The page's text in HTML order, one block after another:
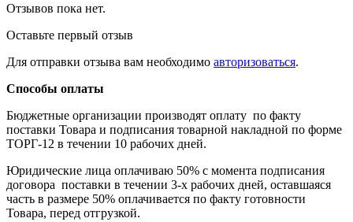
Отзывов пока нет.
Оставьте первый отзыв
Для отправки отзыва вам необходимо авторизоваться.
Способы оплаты
Бюджетные организации производят оплату по факту
поставки Товара и подписания товарной накладной по форме
ТОРГ-12 в течении 10 рабочих дней.
Юридические лица оплачиваю 50% с момента подписания
договора поставки в течении 3-х рабочих дней, оставшаяся
часть в размере 50% оплачивается по факту готовности
Товара, перед отгрузкой.